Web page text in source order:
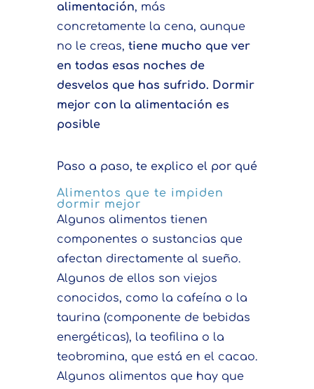
alimentación, más
concretamente la cena, aunque
no le creas, tiene mucho que ver
en todas esas noches de
desvelos que has sufrido. Dormir
mejor con la alimentación es
posible
Paso a paso, te explico el por qué
Alimentos que te impiden
dormir mejor
Algunos alimentos tienen
componentes o sustancias que
afectan directamente al sueño.
Algunos de ellos son viejos
conocidos, como la cafeína o la
taurina (componente de bebidas
energéticas), la teofilina o la
teobromina, que está en el cacao.
Algunos alimentos que hay que